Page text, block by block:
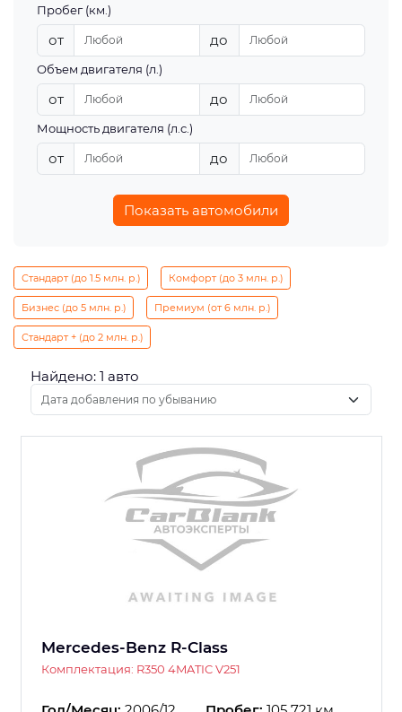
Пробег (км.)
от до
Объем двигателя (л.)
от до
Мощность двигателя (л.с.)
от до
Показать автомобили
Стандарт (до 1.5 млн. р.) Комфорт (до 3 млн. р.)
Бизнес (до 5 млн. р.) Премиум (от 6 млн. р.)
Стандарт + (до 2 млн. р.)
Найдено: 1 авто
Mercedes-Benz R-Class
Комплектация: R350 4MATIC V251